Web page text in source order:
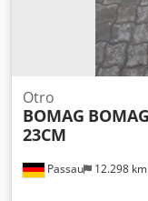
Passau 12.298 km
Otro
BOMAG
23CM